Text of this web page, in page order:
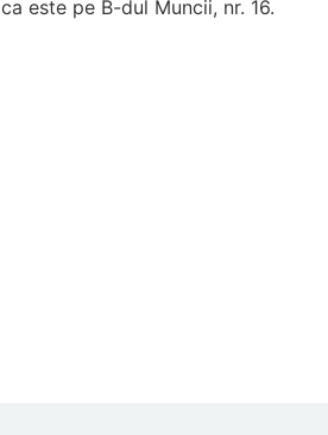
este pe B-dul Muncii, nr. 16.